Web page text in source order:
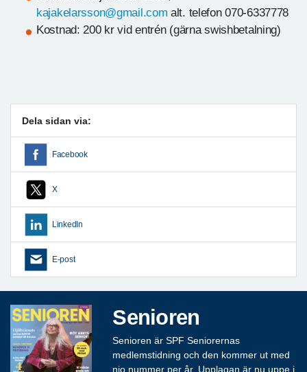
kajakelarsson@gmail.com alt. telefon 070-6337778
Kostnad: 200 kr vid entrén (gärna swishbetalning)
Dela sidan via:
Facebook
X
LinkedIn
E-post
Senioren
Senioren är SPF Seniorernas
medlemstidning och den kommer ut med
nio nummer per år. Upplagan är nu uppe i